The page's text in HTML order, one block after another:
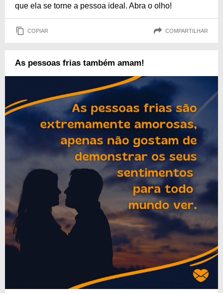
que ela se torne a pessoa ideal. Abra o olho!
COPIAR COMPARTILHAR
As pessoas frias também amam!